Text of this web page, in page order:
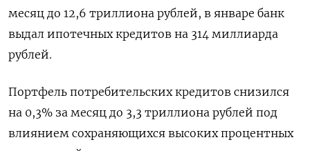
месяц до 12,6 триллиона рублей, в январе банк
выдал ипотечных кредитов на 314 миллиарда
‌рублей.
Портфель потребительских кредитов снизился
на 0,3% за месяц до 3,3 триллиона рублей под
влиянием ‍сохраняющихся высоких процентных